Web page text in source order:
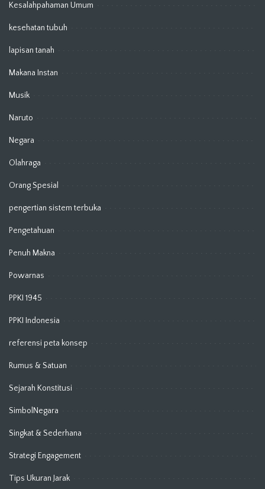
Kesalahpahaman Umum
kesehatan tubuh
lapisan tanah
Makana Instan
Musik
Naruto
Negara
Olahraga
Orang Spesial
pengertian sistem terbuka
Pengetahuan
Penuh Makna
Powarnas
PPKI 1945
PPKI Indonesia
referensi peta konsep
Rumus & Satuan
Sejarah Konstitusi
SimbolNegara
Singkat & Sederhana
Strategi Engagement
Tips Ukuran Jarak